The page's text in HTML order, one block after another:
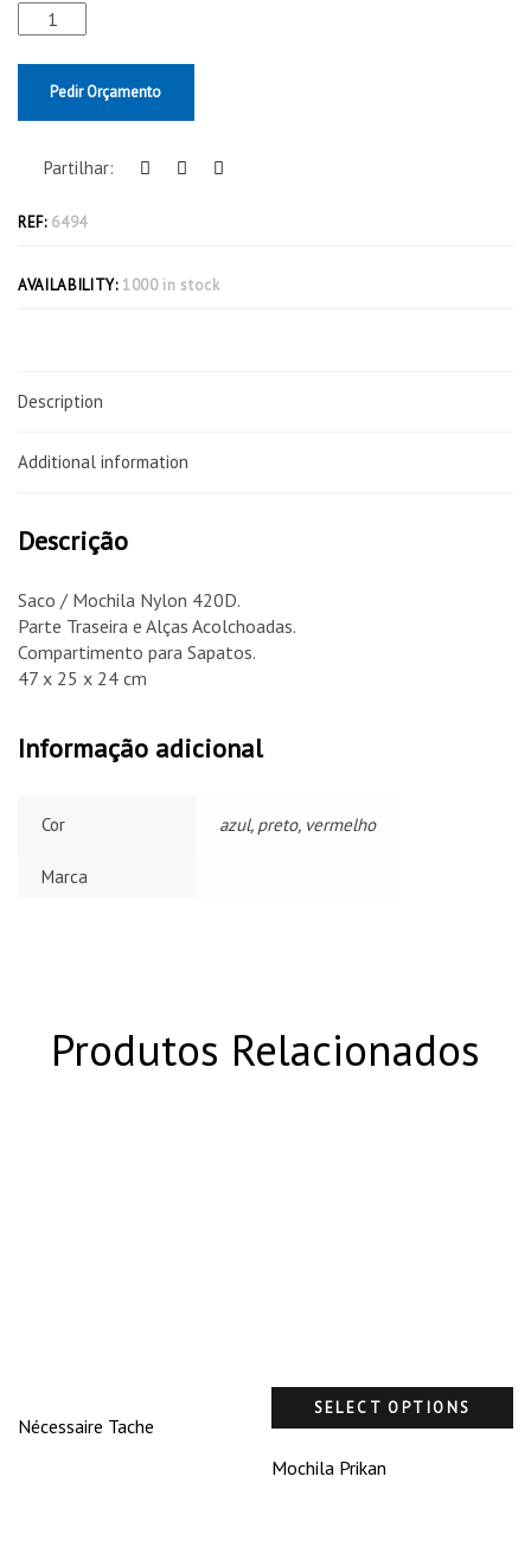
Pedir Orçamento
Partilhar:
REF: 6494
AVAILABILITY: 1000 in stock
Description
Additional information
Descrição
Saco / Mochila Nylon 420D.
Parte Traseira e Alças Acolchoadas.
Compartimento para Sapatos.
47 x 25 x 24 cm
Informação adicional
Cor azul, preto, vermelho
Marca
Produtos Relacionados
Nécessaire Tache
SELECT OPTIONS
Mochila Prikan